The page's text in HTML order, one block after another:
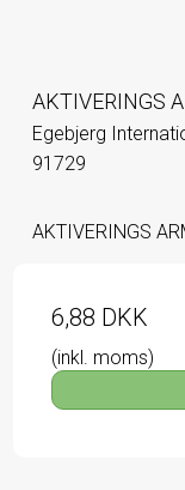
AKTIVERINGS
Egebjerg
91729
AKTIVERINGS
6,88 DKK
(inkl. moms)